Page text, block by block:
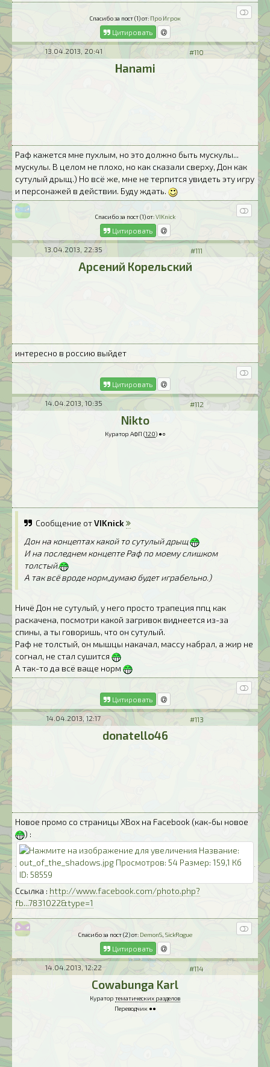
Спасибо за пост (1) от: Про Игрок
Цитировать
13.04.2013, 20:41 #110
Hanami
Раф кажется мне пухлым, но это должно быть мускулы...
мускулы. В целом не плохо, но как сказали сверху, Дон как
сутулый дрыщ.) Но всё же, мне не терпится увидеть эту игру
и персонажей в действии. Буду ждать.
Спасибо за пост (1) от:VIKnick
Цитировать
13.04.2013, 22:35 #111
Арсений Корельский
интересно в россию выйдет
Цитировать
14.04.2013, 10:35 #112
Nikto
Куратор АФП (120) ●○
Сообщение отVIKnick
Дон на концептах какой то сутулый дрыщ
И на последнем концепте Раф по моему слишком
толстый.
А так всё вроде норм,думаю будет играбельно.)
Ничё Дон не сутулый, у него просто трапеция ппц как
раскачена, посмотри какой загривок виднеется из-за
спины, а ты говоришь, что он сутулый.
Раф не толстый, он мышцы накачал, массу набрал, а жир не
согнал, не стал сушится
А так-то да всё ваще норм
Цитировать
14.04.2013, 12:17 #113
donatello46
Новое промо со страницы XBox на Facebook (как-бы новое
) :
Ссылка : http://www.facebook.com/photo.php?
fb...7831022&type=1
Спасибо за пост (2) от: DemonS SickRogue
Цитировать
14.04.2013, 12:22 #114
Cowabunga Karl
Куратор тематических разделов
Переводчик ●●